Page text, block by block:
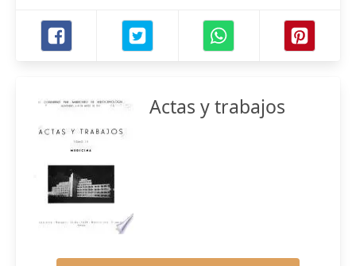
Actas y trabajos